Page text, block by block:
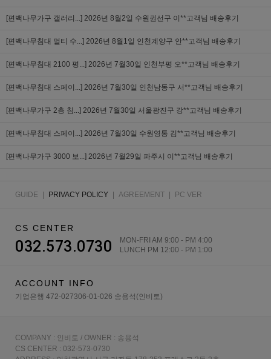
[편백나무가구 갤러리...] 2026년 8월2일 수원권선구 이**고객님 배송후기
[편백나무침대 멀티 수...] 2026년 8월1일 인천계양구 안**고객님 배송후기
[편백나무침대 2100 평...] 2026년 7월30일 인천부평 오**고객님 배송후기
[편백나무침대 스페이...] 2026년 7월30일 인천남동구 서**고객님 배송후기
[편백나무가구 2층 침...] 2026년 7월30일 서울광진구 강**고객님 배송후기
[편백나무침대 스페이...] 2026년 7월30일 수원영통 김**고객님 배송후기
[편백나무가구 3000 보...] 2026년 7월29일 파주시 이**고객님 배송후기
GUIDE PRIVACY POLICY AGREEMENT PC VER
CS CENTER
032.573.0730
MON-FRI AM 9:00 - PM 4:00
LUNCH PM 12:00 - PM 1:00
ACCOUNT INFO
기업은행 472-027306-01-026 송용석(인비토)
COMPANY : 인비토 / OWNER : 송용석
CS CENTER : 032-573-0730